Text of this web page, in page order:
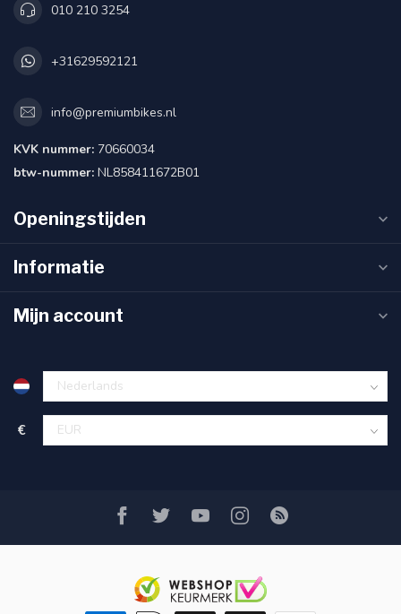
010 210 3254
+31629592121
info@premiumbikes.nl
KVK nummer: 70660034
btw-nummer: NL858411672B01
Openingstijden
Informatie
Mijn account
€